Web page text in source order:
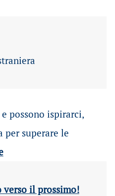
possono ispirarci,
per superare le
il prossimo!